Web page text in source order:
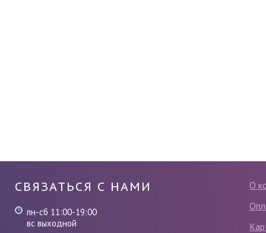
О
СВЯЗАТЬСЯ С НАМИ
пн-сб 11:00-19:00
вс выходной